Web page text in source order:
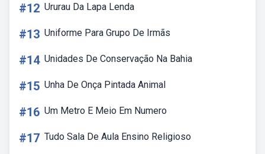
#12 Ururau Da Lapa Lenda
#13 Uniforme Para Grupo De Irmãs
#14 Unidades De Conservação Na Bahia
#15 Unha De Onça Pintada Animal
#16 Um Metro E Meio Em Numero
#17 Tudo Sala De Aula Ensino Religioso